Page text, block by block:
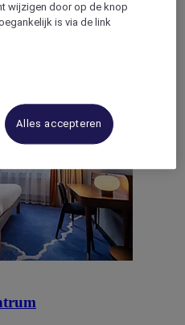
wijzigen door op de knop
is via de link
Alles accepteren